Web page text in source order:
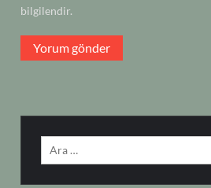
bilgilendir.